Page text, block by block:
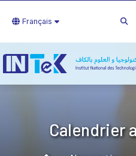
Français
Calendrier